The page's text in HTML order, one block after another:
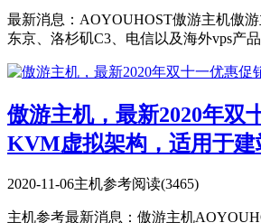
最新消息：AOYOUHOST傲游主机傲
东京、洛杉矶C3、电信以及海外vps产
傲游主机，最新2020年双
KVM虚拟架构，适用于建
2020-11-06主机参考阅读(3465)
主机参考最新消息：傲游主机